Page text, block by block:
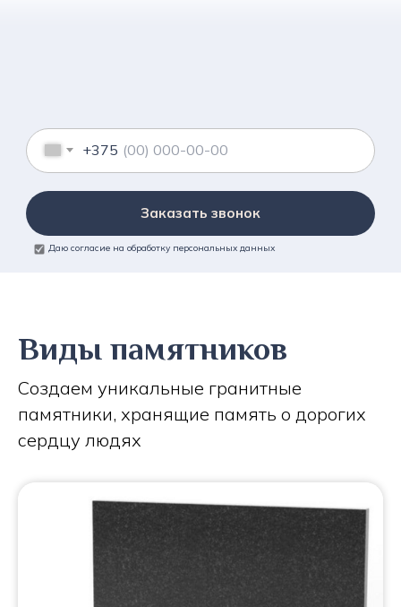
+375
Заказать звонок
Даю согласие на обработку персональных данных
Виды памятников
Создаем уникальные гранитные
памятники, хранящие память о дорогих
сердцу людях